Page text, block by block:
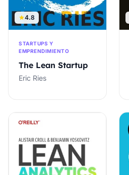
4.8
STARTUPS Y
EMPRENDIMIENTO
The Lean Startup
Eric Ries